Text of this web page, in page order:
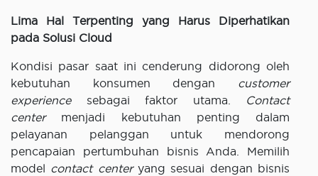
Lima Hal Terpenting yang Harus Diperhatikan
pada Solusi Cloud
Kondisi pasar saat ini cenderung didorong oleh
kebutuhan konsumen dengan customer
experiencesebagai faktor utama.
Contact
centermenjadi kebutuhan penting dalam
pelayanan pelanggan untuk mendorong
pencapaian pertumbuhan bisnis Anda. Memilih
model contact centeryang sesuai dengan bisnis